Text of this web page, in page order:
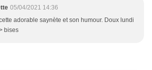
05/04/2021 14:36
adorable saynète et son humour. Doux lundi
bises